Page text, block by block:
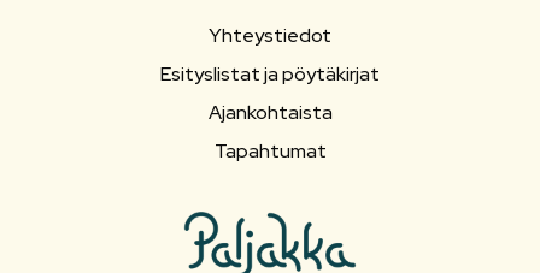
Yhteystiedot
Esityslistat ja pöytäkirjat
Ajankohtaista
Tapahtumat